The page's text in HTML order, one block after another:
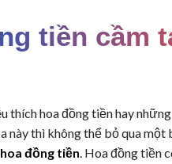
tiền cầm
thích hoa đồng tiền hay
này thì không thể bỏ qua một
đồng tiền. Hoa đồng tiền